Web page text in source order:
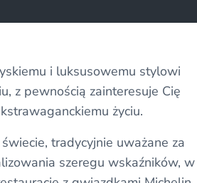
i luksusowemu stylowi
z pewnością zainteresuje Cię
życiu.
tradycyjnie uważane za
szeregu wskaźników, w